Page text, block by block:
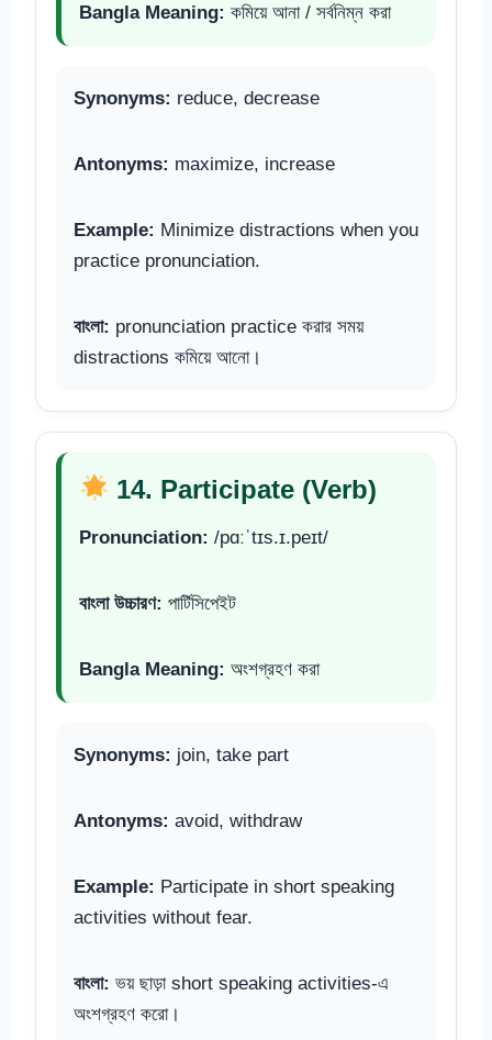
Bangla Meaning: কমিয়ে আনা / সর্বনিম্ন করা
Synonyms: reduce, decrease
Antonyms: maximize, increase
Example: Minimize distractions when you
practice pronunciation.
বাংলা: pronunciation practice করার সময়
distractions কমিয়ে আনো।
14. Participate (Verb)
Pronunciation: /pɑːˈtɪs.ɪ.peɪt/
বাংলা উচ্চারণ: পার্টিসিপেইট
Bangla Meaning: অংশগ্রহণ করা
Synonyms: join, take part
Antonyms: avoid, withdraw
Example: Participate in short speaking
activities without fear.
বাংলা: ভয় ছাড়া short speaking activities-এ
অংশগ্রহণ করো।